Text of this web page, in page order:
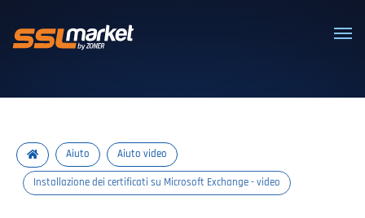
Aiuto Aiuto video
Installazione dei certificati su Microsoft Exchange - video